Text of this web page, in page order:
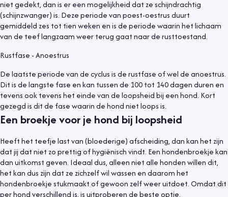
niet gedekt, dan is er een mogelijkheid dat ze schijndrachtig
(schijnzwanger) is. Deze periode van poest-oestrus duurt
gemiddeld zes tot tien weken en is de periode waarin het lichaam
van de teef langzaam weer terug gaat naar de rusttoestand.
Rustfase - Anoestrus
De laatste periode van de cyclus is de rustfase of wel de anoestrus.
Dit is de langste fase en kan tussen de 100 tot 140 dagen duren en
tevens ook tevens het einde van de loopsheid bij een hond. Kort
gezegd is dit de fase waarin de hond niet loops is.
Een broekje voor je hond bij loopsheid
Heeft het teefje last van (bloederige) afscheiding, dan kan het zijn
dat jij dat niet zo prettig of hygiënisch vindt. Een hondenbroekje kan
dan uitkomst geven. Ideaal dus, alleen niet alle honden willen dit,
het kan dus zijn dat ze zichzelf wil wassen en daarom het
hondenbroekje stukmaakt of gewoon zelf weer uitdoet. Omdat dit
per hond verschillend is, is uitproberen de beste optie.